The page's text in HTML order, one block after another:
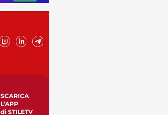
SCARICA
L’APP
di STILETV